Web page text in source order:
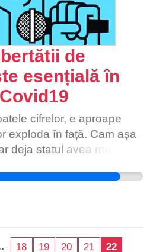
de
esențială în
cifrelor, e aproape
exploda în față. Cam așa
deja statul avea multe
o săptămână și după
lumea pricepe că e
pe sus, că până și bogații
să pupi mâna
18 19 20 21 22